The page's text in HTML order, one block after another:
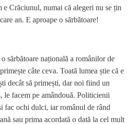
e Crăciunul, numai că alegeri nu se țin
an. E aproape o sărbătoare!
sărbătoare națională a românilor de
câte ceva. Toată lumea știe că e
decât să primești, dar noi fiind un
le facem pe amândouă. Politicienii
fac ochi dulci, iar românul de rând
sau prima acordată o dată la cel mult